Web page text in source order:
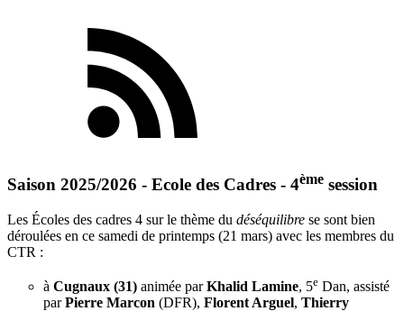
Saison 2025/2026 - Ecole des Cadres - 4ème session
Les Écoles des cadres 4 sur le thème du déséquilibre se sont bien
déroulées en ce samedi de printemps (21 mars) avec les membres du
CTR :
à Cugnaux (31) animée parKhalid Lamine, 5e Dan, assisté
parPierre Marcon (DFR), Florent Arguel, Thierry